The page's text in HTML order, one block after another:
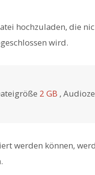
hochzuladen, die
wird.
2 GB ,
werden können,